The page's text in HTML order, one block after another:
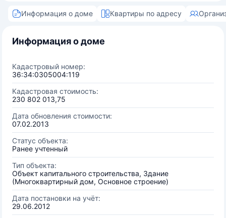
Информация о доме Квартиры по адресу
Информация о доме
Кадастровый номер:
36:34:0305004:119
Кадастровая стоимость:
230 802 013,75
Дата обновления стоимости:
07.02.2013
Статус объекта:
Ранее учтенный
Тип объекта:
Объект капитального строительства, Здание
(Многоквартирный дом, Основное строение)
Дата постановки на учёт:
29.06.2012